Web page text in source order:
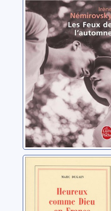
Les feux de
l'automne:
roman
Némirovsky, Irène
Heureux comme
Dieu en France :
roman